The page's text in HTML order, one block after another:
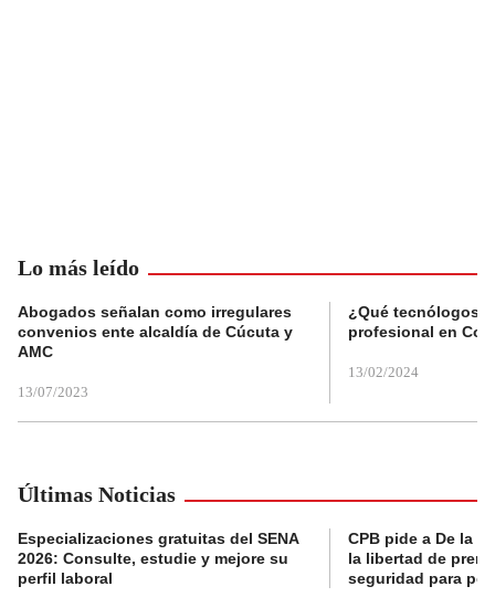
Lo más leído
Abogados señalan como irregulares
convenios ente alcaldía de Cúcuta y
AMC
13/07/2023
¿Qué tecnólogos
profesional en
13/02/2024
Últimas Noticias
Especializaciones gratuitas del SENA
2026: Consulte, estudie y mejore su
perfil laboral
CPB pide a De la
la libertad de
seguridad para